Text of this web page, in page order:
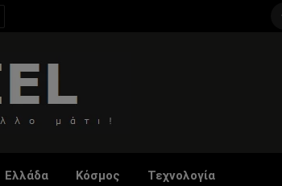
Ελλάδα Κόσμος Τεχνολογία